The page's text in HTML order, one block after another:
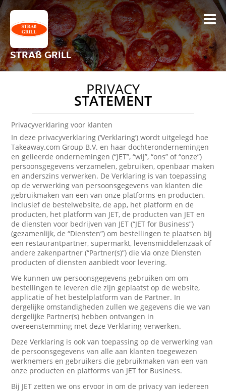
STRAß GRILL
PRIVACY
STATEMENT
Privacyverklaring voor klanten
In deze privacyverklaring (‘Verklaring’) wordt uitgelegd hoe
Takeaway.com Group B.V. en haar dochterondernemingen
en gelieerde ondernemingen (“JET”, “wij”, “ons” of “onze”)
persoonsgegevens verzamelen, gebruiken, openbaar maken
en anderszins verwerken. De Verklaring is van toepassing
op de verwerking van persoonsgegevens van klanten die
gebruikmaken van een van onze platforms en producten,
inclusief de bestelwebsite, de app, het platform en de
producten, het platform van JET, de producten van JET en
de diensten voor bedrijven van JET (“JET for Business”)
(gezamenlijk, de “Diensten”) om bestellingen te plaatsen bij
een restaurantpartner, supermarkt, levensmiddelenzaak of
andere zakenpartner (“Partner(s)”) die via onze Diensten
producten of diensten aanbiedt voor levering.
We kunnen uw persoonsgegevens gebruiken om om
bestellingen te leveren die zijn geplaatst op de website,
applicatie of het bestelplatform van de Partner. In
dergelijke omstandigheden zullen we gegevens die we van
dergelijke Partner(s) hebben ontvangen in
overeenstemming met deze Verklaring verwerken.
Deze Verklaring is ook van toepassing op de verwerking van
de persoonsgegevens van alle aan klanten toegewezen
werknemers en gebruikers die gebruikmaken van een van
onze producten en platforms van JET for Business.
Bij JET zetten we ons ervoor in om de privacy van iedereen